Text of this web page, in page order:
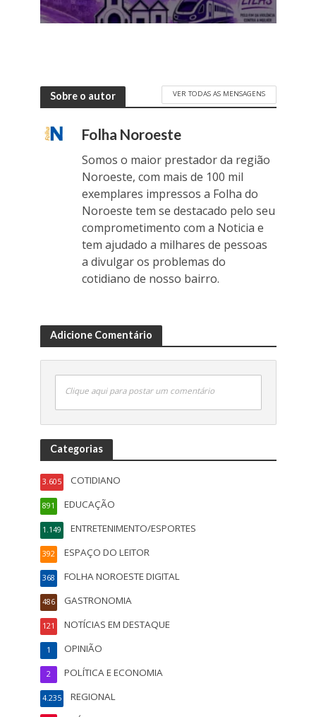
Sobre o autor VER TODAS AS MENSAGENS
Folha Noroeste
Somos o maior prestador da região
Noroeste, com mais de 100 mil
exemplares impressos a Folha do
Noroeste tem se destacado pelo seu
comprometimento com a Noticia e
tem ajudado a milhares de pessoas
a divulgar os problemas do
cotidiano de nosso bairro.
Adicione Comentário
Clique aqui para postar um comentário
Categorias
COTIDIANO
3.605
EDUCAÇÃO
891
ENTRETENIMENTO/ESPORTES
1.149
ESPAÇO DO LEITOR
392
FOLHA NOROESTE DIGITAL
368
GASTRONOMIA
486
NOTÍCIAS EM DESTAQUE
121
OPINIÃO
1
POLÍTICA E ECONOMIA
2
REGIONAL
4.235